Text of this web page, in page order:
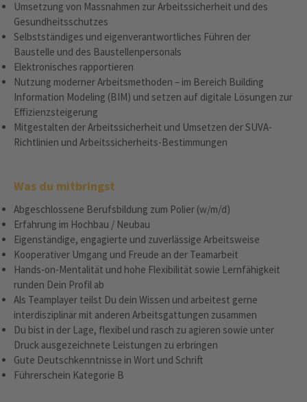
Umsetzung von Massnahmen zur Arbeitssicherheit und des
Gesundheitsschutzes
Selbstständiges und eigenverantwortliches Führen der
Baustelle und des Baustellenpersonals
Elektronisches rapportieren
Nutzung moderner Arbeitsmethoden – im Bereich Building
Information Modeling (BIM) und setzen auf digitale Lösungen zur
Effizienzsteigerung
Mitgestalten der Arbeitssicherheit und Umsetzen der SUVA-
Richtlinien und Arbeitssicherheits-Bestimmungen
Was du mitbringst
Abgeschlossene Berufsbildung zum Polier (w/m/d)
Erfahrung im Hochbau / Neubau
Eigenständige, engagierte und zuverlässige Arbeitsweise
Kooperativer Umgang und Freude an der Teamarbeit
Hands-on-Mentalität und hohe Flexibilität sowie Lernfähigkeit
runden Dein Profil ab
Als Teamplayer teilst Du dein Wissen und arbeitest gerne
interdisziplinär mit anderen Arbeitsgattungen zusammen
Du bist in der Lage, flexibel und rasch zu agieren sowie unter
Druck ausgezeichnete Leistungen zu erbringen
Gute Deutschkenntnisse in Wort und Schrift
Führerschein Kategorie B